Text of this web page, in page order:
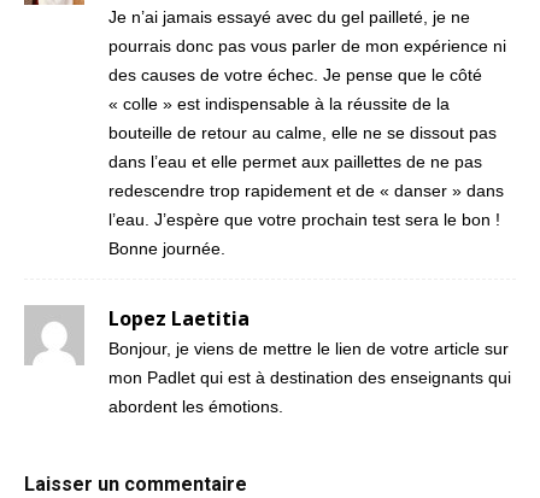
Je n’ai jamais essayé avec du gel pailleté, je ne
pourrais donc pas vous parler de mon expérience ni
des causes de votre échec. Je pense que le côté
« colle » est indispensable à la réussite de la
bouteille de retour au calme, elle ne se dissout pas
dans l’eau et elle permet aux paillettes de ne pas
redescendre trop rapidement et de « danser » dans
l’eau. J’espère que votre prochain test sera le bon !
Bonne journée.
Lopez Laetitia
Bonjour, je viens de mettre le lien de votre article sur
mon Padlet qui est à destination des enseignants qui
abordent les émotions.
Laisser un commentaire